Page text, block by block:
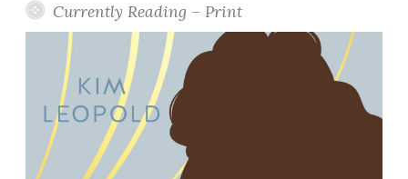
Currently Reading – Print